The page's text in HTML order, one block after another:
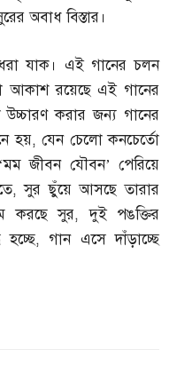
অবাধ বিস্তার।
যাক। এই গানের চলন
আকাশ রয়েছে এই গানের
উচ্চারণ করার জন্য গানের
হয়,যেন চেলো কনচের্তো
জীবন যৌবন’ পেরিয়ে
,সুর ছুঁয়ে আসছে তারার
করছে সুর,দুই পঙক্তির
,গান এসে দাঁড়াচ্ছে